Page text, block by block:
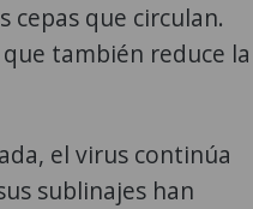
cepas que circulan.
también reduce la
el virus continúa
sublinajes han